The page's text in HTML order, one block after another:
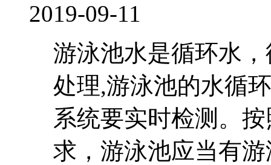
2019-09-11
游泳池水是循环水
处理,游泳池的水循
系统要实时检测。
求，游泳池应当有